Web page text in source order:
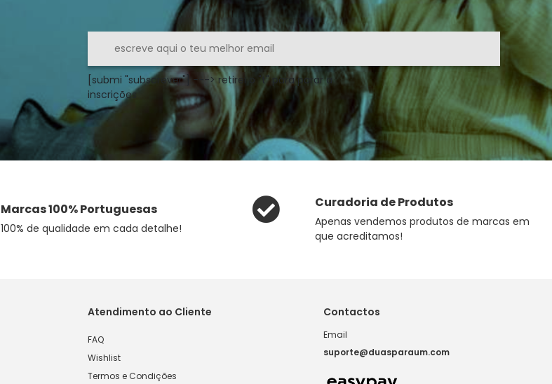
[submi "subscrever"] ---> retirei o "t" para parar a
inscrições
Marcas 100% Portuguesas
100% de qualidade em cada detalhe!
Curadoria de Produtos
Apenas vendemos produtos de marcas em
que acreditamos!
Atendimento ao Cliente
FAQ
Wishlist
Termos e Condições
Contactos
Email
suporte@duasparaum.com